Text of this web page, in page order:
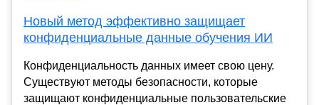
Новый метод эффективно защищает
конфиденциальные данные обучения ИИ
Конфиденциальность данных имеет свою цену.
Существуют методы безопасности, которые
защищают конфиденциальные пользовательские